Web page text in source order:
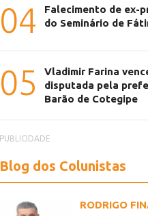
04
Falecimento de ex-
do Seminário de
05
Vladimir Farina
disputada pela
Barão de Cotegipe
PUBLICIDADE
Blog dos Colunistas
RODRIGO